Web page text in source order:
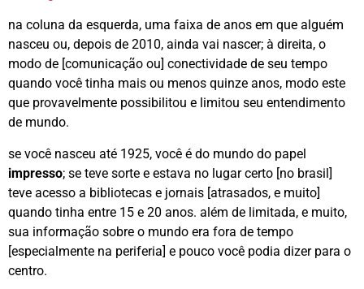
na coluna da esquerda, uma faixa de anos em que alguém
nasceu ou, depois de 2010, ainda vai nascer; à direita, o
modo de [comunicação ou] conectividade de seu tempo
quando você tinha mais ou menos quinze anos, modo este
que provavelmente possibilitou e limitou seu entendimento
de mundo.
se você nasceu até 1925, você é do mundo do papel
impresso; se teve sorte e estava no lugar certo [no brasil]
teve acesso a bibliotecas e jornais [atrasados, e muito]
quando tinha entre 15 e 20 anos. além de limitada, e muito,
sua informação sobre o mundo era fora de tempo
[especialmente na periferia] e pouco você podia dizer para o
centro.